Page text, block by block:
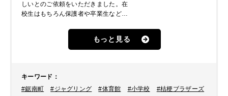
しいとのご依頼をいただきました。在
校生はもちろん保護者や卒業生など
め、子どもから大人まで楽しめる時間
にしたいとのことでした。担当者さん
アニメーションダンス
パントマイム
のロボットのぞみ
を
もっと見る
キーワード ：
#鋸南町
#ジャグリング #体育館 #小学校
#桔梗ブラザーズ